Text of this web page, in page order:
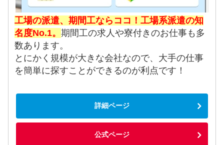
工場の派遣、期間工ならココ！工場系派遣の知
名度No.1。期間工の求人や寮付きのお仕事も多
数あります。
とにかく規模が大きな会社なので、大手の仕事
を簡単に探すことができるのが利点です！
詳細ページ
公式ページ